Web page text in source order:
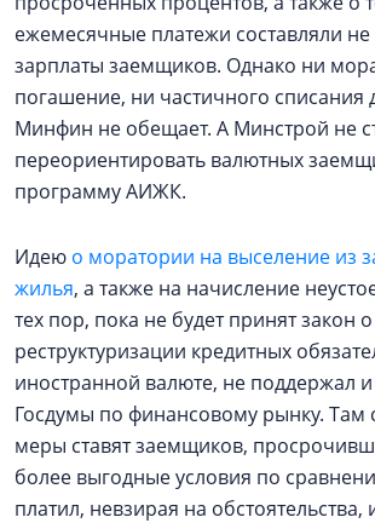
ежемесячные платежи составляли не
зарплаты заемщиков. Однако ни
погашение, ни частичного списания
Минфин не обещает. А Минстрой не
переориентировать валютных
программу АИЖК.
Идею о моратории на выселение из
жилья, а также на начисление
тех пор, пока не будет принят закон о
реструктуризации кредитных
иностранной валюте, не поддержал
Госдумы по финансовому рынку. Там
меры ставят заемщиков,
более выгодные условия по
платил, невзирая на обстоятельства,